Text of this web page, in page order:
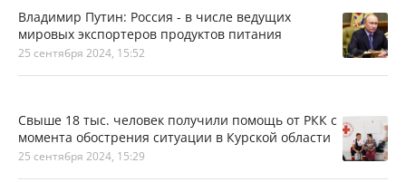
Владимир Путин: Россия - в числе ведущих
мировых экспортеров продуктов питания
25 сентября 2024, 15:52
Свыше 18 тыс. человек получили помощь от РКК с
момента обострения ситуации в Курской области
25 сентября 2024, 15:29